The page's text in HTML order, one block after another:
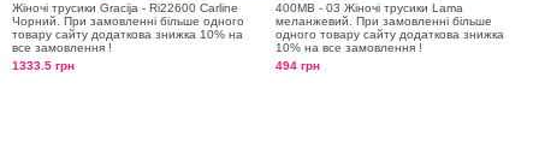
Жіночі трусики Gracija - Ri22600 Carline
Чорний. При замовленні більше одного
товару сайту додаткова знижка 10% на
все замовлення !
1333.5 грн
400MB - 03 Жіночі трусики Lama
меланжевий. При замовленні більше
одного товару сайту додаткова знижка
10% на все замовлення !
494 грн